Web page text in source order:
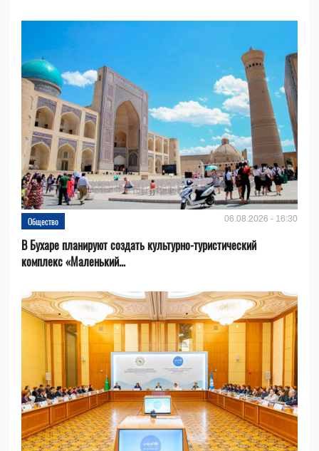
Общество 06.08.2026 - 16:30
В Бухаре планируют создать культурно-туристический
комплекс «Маленький...